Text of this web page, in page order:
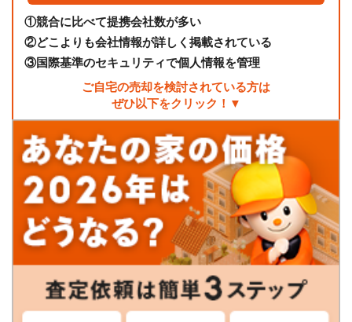
①競合に比べて提携会社数が多い
②どこよりも会社情報が詳しく掲載されている
③国際基準のセキュリティで個人情報を管理
ご自宅の売却を検討されている方は
ぜひ以下をクリック！▼